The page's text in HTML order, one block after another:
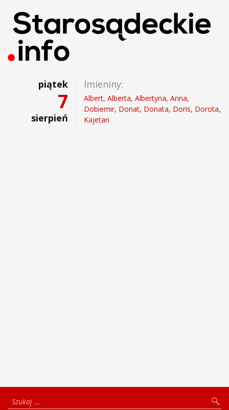
piątek
7
sierpień
Imieniny:
Albert, Alberta, Albertyna, Anna,
Dobiemir, Donat, Donata, Doris, Dorota,
Kajetan